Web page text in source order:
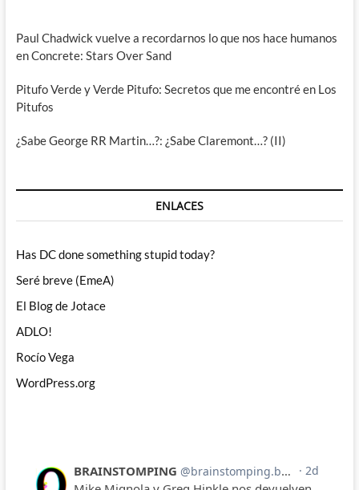
Paul Chadwick vuelve a recordarnos lo que nos hace humanos
en Concrete: Stars Over Sand
Pitufo Verde y Verde Pitufo: Secretos que me encontré en Los
Pitufos
¿Sabe George RR Martin…?: ¿Sabe Claremont…? (II)
ENLACES
Has DC done something stupid today?
Seré breve (EmeA)
El Blog de Jotace
ADLO!
Rocío Vega
WordPress.org